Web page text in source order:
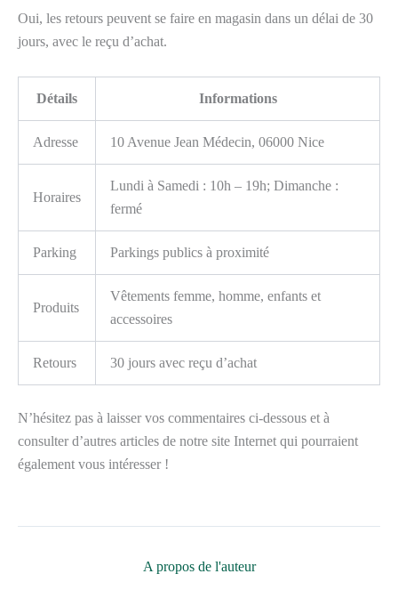
Oui, les retours peuvent se faire en magasin dans un délai de 30
jours, avec le reçu d’achat.
Détails Informations
Adresse 10 Avenue Jean Médecin, 06000 Nice
Horaires
Lundi à Samedi : 10h – 19h; Dimanche :
fermé
Parking Parkings publics à proximité
Produits
Vêtements femme, homme, enfants et
accessoires
Retours 30 jours avec reçu d’achat
N’hésitez pas à laisser vos commentaires ci-dessous et à
consulter d’autres articles de notre site Internet qui pourraient
également vous intéresser !
A propos de l'auteur